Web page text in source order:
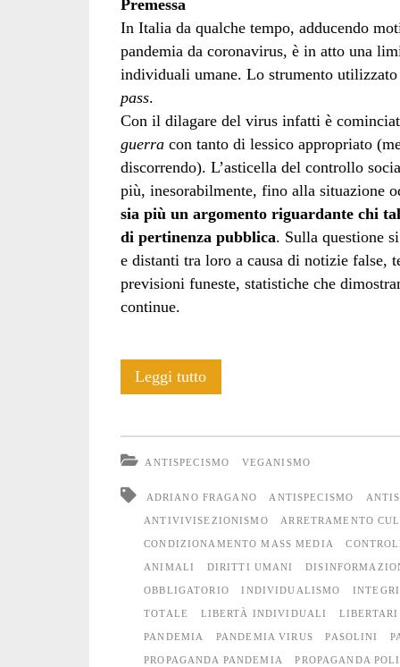
Premessa
In Italia da qualche tempo, adducendo
pandemia da coronavirus, è in atto una
individuali umane. Lo strumento
pass.
Con il dilagare del virus infatti è
guerracon tanto di lessico appropriato
discorrendo). L’asticella del controllo
più, inesorabilmente, fino alla situazione
sia più un argomento riguardante chi
di pertinenza pubblica. Sulla questione
e distanti tra loro a causa di notizie false,
previsioni funeste, statistiche che
continue.
Leggi tuttoDove
dire
e
il
fare
c’è
ANTISPECISMO VEGANISMO
ADRIANO FRAGANO ANTISPECISMO
ANTIVIVISEZIONISMO ARRETRAMENTO
CONDIZIONAMENTO MASS MEDIA
ANIMALI DIRITTI UMANI
OBBLIGATORIO INDIVIDUALISMO
TOTALE LIBERTÀ INDIVIDUALI LIBERTARI
PANDEMIA PANDEMIA VIRUS PASOLINI
PROPAGANDA PANDEMIA PROPAGANDA